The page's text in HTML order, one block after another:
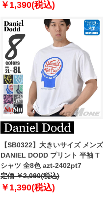
￥1,390(税込)
【SB0322】大きいサイズ メンズ
DANIEL DODD プリント 半袖 T
シャツ 全8色 azt-2402pt7
定価 ￥2,090(税込)
￥1,390(税込)